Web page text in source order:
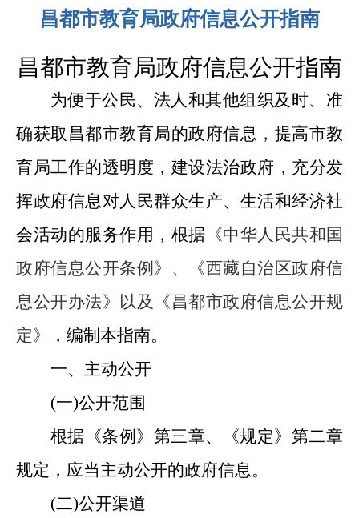
昌都市教育局政府信息公开指南
昌都市教育局政府信息公开指南
为便于公民、法人和其他组织及时、准
确获取昌都市教育局的政府信息，提高市教
育局工作的透明度，建设法治政府，充分发
挥政府信息对人民群众生产、生活和经济社
会活动的服务作用，根据 《中华人民共和国
政府信息公开条例》、
《西藏自治区政府信
息公开办法》以及《昌都市政府信息公开规
定》
，编制本指南。
一、主动公开
(一)公开范围
根据《条例》第三章、《规定》第二章
规定，应当主动公开的政府信息。
(二)公开渠道